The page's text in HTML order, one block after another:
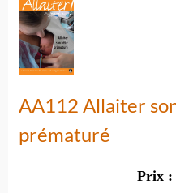
AA112 Allaiter
prématuré
Prix :